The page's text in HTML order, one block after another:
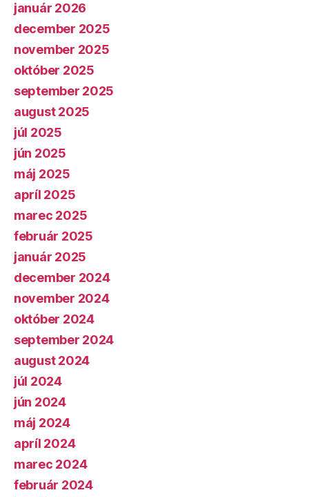
január 2026
december 2025
november 2025
október 2025
september 2025
august 2025
júl 2025
jún 2025
máj 2025
apríl 2025
marec 2025
február 2025
január 2025
december 2024
november 2024
október 2024
september 2024
august 2024
júl 2024
jún 2024
máj 2024
apríl 2024
marec 2024
február 2024